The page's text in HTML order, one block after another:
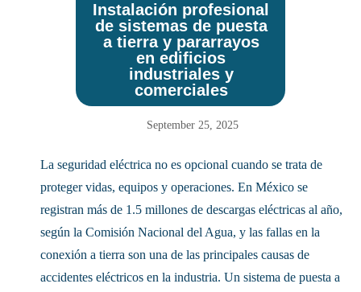
Instalación profesional
de sistemas de puesta
a tierra y pararrayos
en edificios
industriales y
comerciales
September 25, 2025
La seguridad eléctrica no es opcional cuando se trata de
proteger vidas, equipos y operaciones. En México se
registran más de 1.5 millones de descargas eléctricas al año,
según la Comisión Nacional del Agua, y las fallas en la
conexión a tierra son una de las principales causas de
accidentes eléctricos en la industria. Un sistema de puesta a